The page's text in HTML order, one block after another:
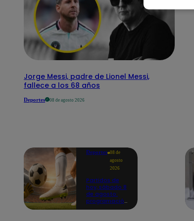
Jorge Messi, padre de Lionel Messi,
fallece a los 68 años
Deportes 08 de agosto 2026
Deportes 08 de
agosto
2026
Partidos de
hoy, sábado 8
de agosto:
programación